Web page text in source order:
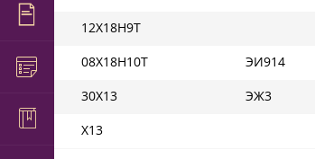
12Х18Н9Т
08Х18Н10Т ЭИ914
30Х13 ЭЖ3
Х13